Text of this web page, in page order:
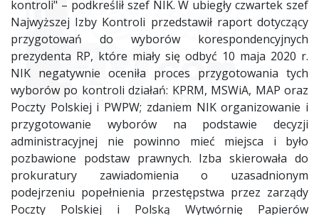
kontroli" – podkreślił szef NIK. W ubiegły czwartek szef
Najwyższej Izby Kontroli przedstawił raport dotyczący
przygotowań do wyborów korespondencyjnych
prezydenta RP, które miały się odbyć 10 maja 2020 r.
NIK negatywnie oceniła proces przygotowania tych
wyborów po kontroli działań: KPRM, MSWiA, MAP oraz
Poczty Polskiej i PWPW; zdaniem NIK organizowanie i
przygotowanie wyborów na podstawie decyzji
administracyjnej nie powinno mieć miejsca i było
pozbawione podstaw prawnych. Izba skierowała do
prokuratury zawiadomienia o uzasadnionym
podejrzeniu popełnienia przestępstwa przez zarządy
Poczty Polskiej i Polską Wytwórnię Papierów